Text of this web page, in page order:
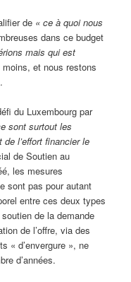
de « ce à quoi nous
dans ce budget
mais qui est
moins, et nous restons
du Luxembourg par
sont surtout les
de l’effort financier le
de Soutien au
les mesures
sont pas pour autant
entre ces deux types
de la demande
de l’offre, via des
« d’envergure », ne
d’années.